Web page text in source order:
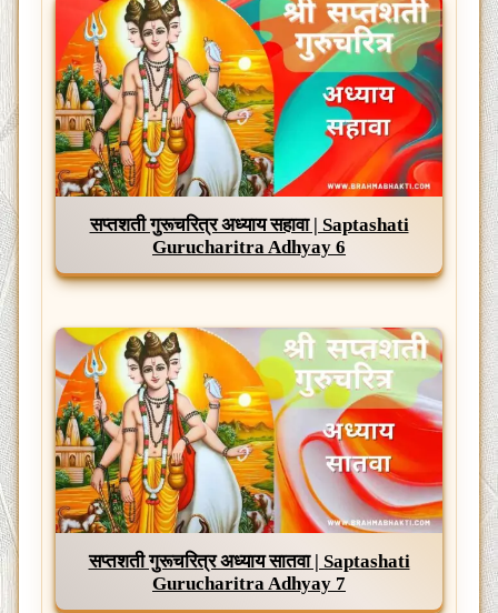
सप्तशती गुरूचरित्र अध्याय सहावा | Saptashati
Gurucharitra Adhyay 6
सप्तशती गुरूचरित्र अध्याय सातवा | Saptashati
Gurucharitra Adhyay 7